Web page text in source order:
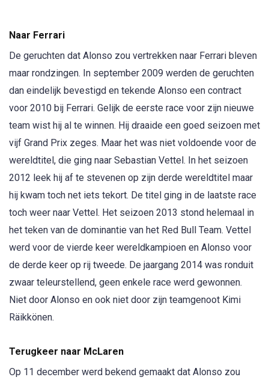
Naar Ferrari
De geruchten dat Alonso zou vertrekken naar Ferrari bleven
maar rondzingen. In september 2009 werden de geruchten
dan eindelijk bevestigd en tekende Alonso een contract
voor 2010 bij Ferrari. Gelijk de eerste race voor zijn nieuwe
team wist hij al te winnen. Hij draaide een goed seizoen met
vijf Grand Prix zeges. Maar het was niet voldoende voor de
wereldtitel, die ging naar Sebastian Vettel. In het seizoen
2012 leek hij af te stevenen op zijn derde wereldtitel maar
hij kwam toch net iets tekort. De titel ging in de laatste race
toch weer naar Vettel. Het seizoen 2013 stond helemaal in
het teken van de dominantie van het Red Bull Team. Vettel
werd voor de vierde keer wereldkampioen en Alonso voor
de derde keer op rij tweede. De jaargang 2014 was ronduit
zwaar teleurstellend, geen enkele race werd gewonnen.
Niet door Alonso en ook niet door zijn teamgenoot Kimi
Räikkönen.
Terugkeer naar McLaren
Op 11 december werd bekend gemaakt dat Alonso zou